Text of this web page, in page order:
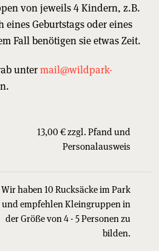
von jeweils 4 Kindern, z.B.
Geburtstags oder eines
Fall benötigen sie etwas Zeit.
untermail@wildpark-
13,00 € zzgl. Pfand und
Personalausweis
Wir haben 10 Rucksäcke im Park
und empfehlen Kleingruppen in
der Größe von 4 - 5 Personen zu
bilden.